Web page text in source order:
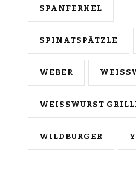
SPANFERKEL
SPINATSPÄTZLE
WEBER
WEISSWURST
WILDBURGER